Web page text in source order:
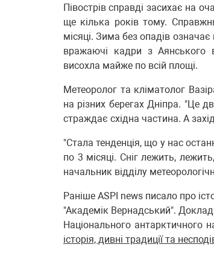
Півострів справді засихає на
ще кілька років тому.
місяці. Зима без опадів
вражаючі кадри з Аянського
висохла майже по всій площі.
Метеоролог та кліматолог
на різних берегах Дніпра. "Це
страждає східна частина. А
"Стала тенденція, що у нас
по 3 місяці. Сніг лежить,
начальник відділу
Раніше ASPI news писало про
"Академік Вернадський".
Національного антарктичного
історія, дивні традиції та